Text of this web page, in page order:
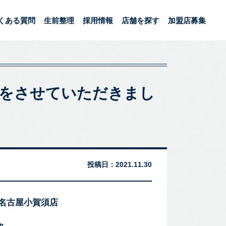
ある質問 生前整理 採用情報 店舗を探す 加盟店募集
させていただきまし
投稿日： 2021.11.30
古屋小賀須店